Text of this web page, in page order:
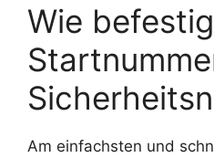
Wie
Am einfachsten und